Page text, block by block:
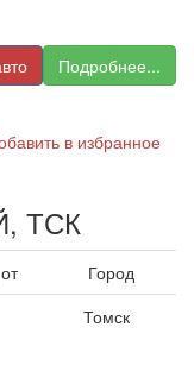
Подробнее...
в избранное
ТСК
Город
Томск